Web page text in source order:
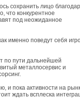
сохранить лицо
что конкурентное
под неожиданное
именно поведут себя
по пути дальнейшей
металлосервис и
и пока активности на
ждать всплеска